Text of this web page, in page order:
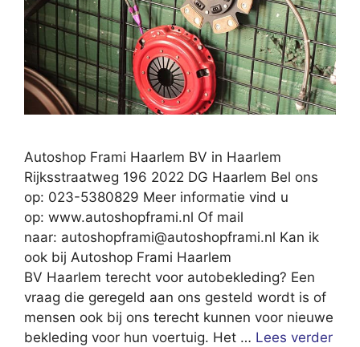
Autoshop Frami Haarlem BV in Haarlem
Rijksstraatweg 196 2022 DG Haarlem Bel ons
op: 023-5380829 Meer informatie vind u
op: www.autoshopframi.nl Of mail
naar: autoshopframi@autoshopframi.nl Kan ik
ook bij Autoshop Frami Haarlem
BV Haarlem terecht voor autobekleding? Een
vraag die geregeld aan ons gesteld wordt is of
mensen ook bij ons terecht kunnen voor nieuwe
bekleding voor hun voertuig. Het … Lees verder